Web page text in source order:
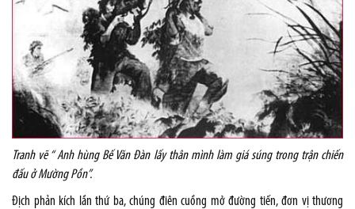
Tranh vẽ “ Anh hùng Bế Văn Đàn lấy thân mình làm giá súng trong trận chiến
đấu ở Mường Pồn”.
Địch phản kích lần thứ ba, chúng điên cuồng mở đường tiến, đơn vị thương